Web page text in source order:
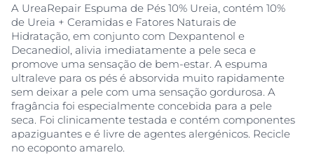
A UreaRepair Espuma de Pés 10% Ureia, contém 10%
de Ureia + Ceramidas e Fatores Naturais de
Hidratação, em conjunto com Dexpantenol e
Decanediol, alivia imediatamente a pele seca e
promove uma sensação de bem-estar. A espuma
ultraleve para os pés é absorvida muito rapidamente
sem deixar a pele com uma sensação gordurosa. A
fragância foi especialmente concebida para a pele
seca. Foi clinicamente testada e contém componentes
apaziguantes e é livre de agentes alergénicos. Recicle
no ecoponto amarelo.